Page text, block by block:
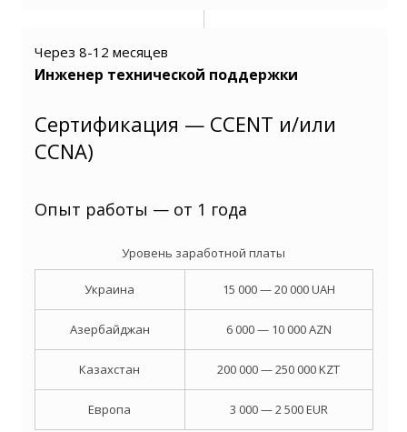
Через 8-12 месяцев
Инженер технической поддержки
Сертификация — CCENT и/или
CCNA)
Опыт работы — от 1 года
Уровень заработной платы
Украина 15 000 — 20 000 UAH
Азербайджан 6 000 — 10 000 AZN
Казахстан 200 000 — 250 000 KZT
Европа 3 000 — 2 500 EUR